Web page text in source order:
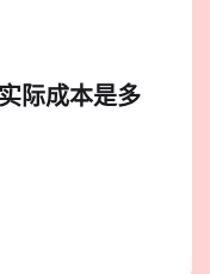
际成本是多